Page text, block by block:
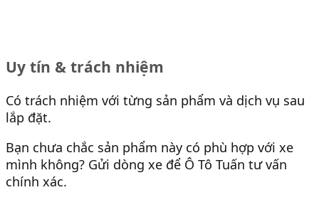
Uy tín & trách nhiệm
Có trách nhiệm với từng sản phẩm và dịch vụ sau
lắp đặt.
Bạn chưa chắc sản phẩm này có phù hợp với xe
mình không? Gửi dòng xe để Ô Tô Tuấn tư vấn
chính xác.